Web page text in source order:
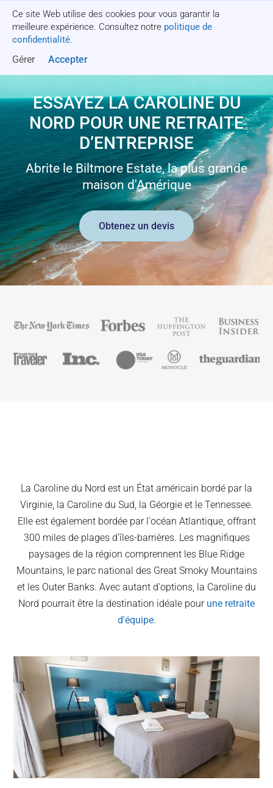
Ce site Web utilise des cookies pour vous garantir la
meilleure expérience. Consultez notre politique de
confidentialité.
Gérer Accepter
Obtenez un devis
ESSAYEZ LA CAROLINE DU
NORD POUR UNE RETRAITE
D’ENTREPRISE
Abrite le Biltmore Estate, la plus grande
maison d'Amérique
Obtenez un devis
La Caroline du Nord est un État américain bordé par la
Virginie, la Caroline du Sud, la Géorgie et le Tennessee.
Elle est également bordée par l'océan Atlantique, offrant
300 miles de plages d'îles-barrières. Les magnifiques
paysages de la région comprennent les Blue Ridge
Mountains, le parc national des Great Smoky Mountains
et les Outer Banks. Avec autant d'options, la Caroline du
Nord pourrait être la destination idéale pour une retraite
d'équipe.